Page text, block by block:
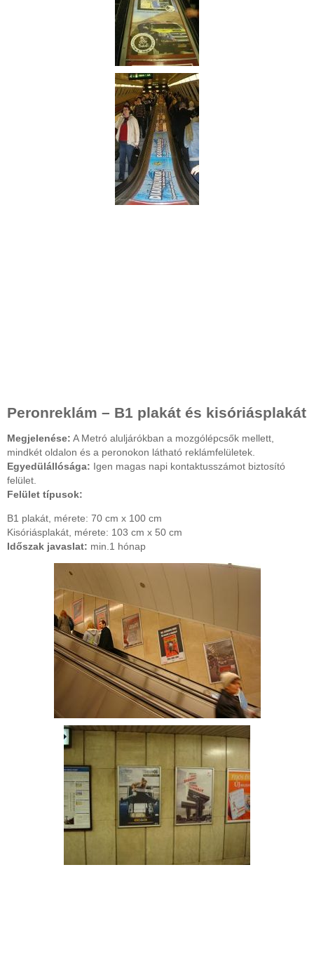
Peronreklám – B1 plakát és kisóriásplakát
Megjelenése: A Metró aluljárókban a mozgólépcsők mellett,
mindkét oldalon és a peronokon látható reklámfelületek.
Egyedülállósága: Igen magas napi kontaktusszámot biztosító
felület.
Felület típusok:
B1 plakát, mérete: 70 cm x 100 cm
Kisóriásplakát, mérete: 103 cm x 50 cm
Időszak javaslat: min.1 hónap